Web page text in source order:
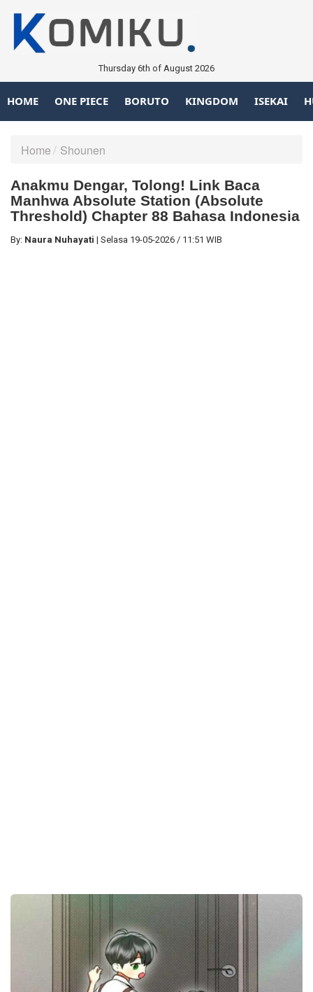
Thursday 6th of August 2026
HOME ONE PIECE BORUTO KINGDOM ISEKAI
Home Shounen
Anakmu Dengar, Tolong! Link Baca
Manhwa Absolute Station (Absolute
Threshold) Chapter 88 Bahasa Indonesia
By: Naura Nuhayati | Selasa 19-05-2026 / 11:51 WIB